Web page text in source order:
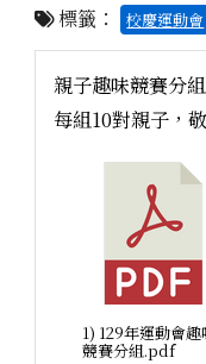
標籤： 校慶運動會
親子趣味競賽分
每組10對親子，
1) 129年運動會趣
競賽分組.pdf